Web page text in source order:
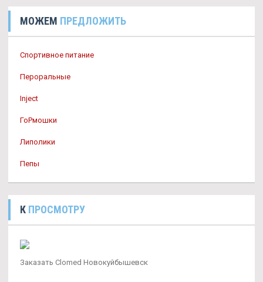
МОЖЕМ ПРЕДЛОЖИТЬ
Спортивное питание
Пероральные
Inject
ГоРмошки
Липолики
Пепы
К ПРОСМОТРУ
Заказать Clomed Новокуйбышевск